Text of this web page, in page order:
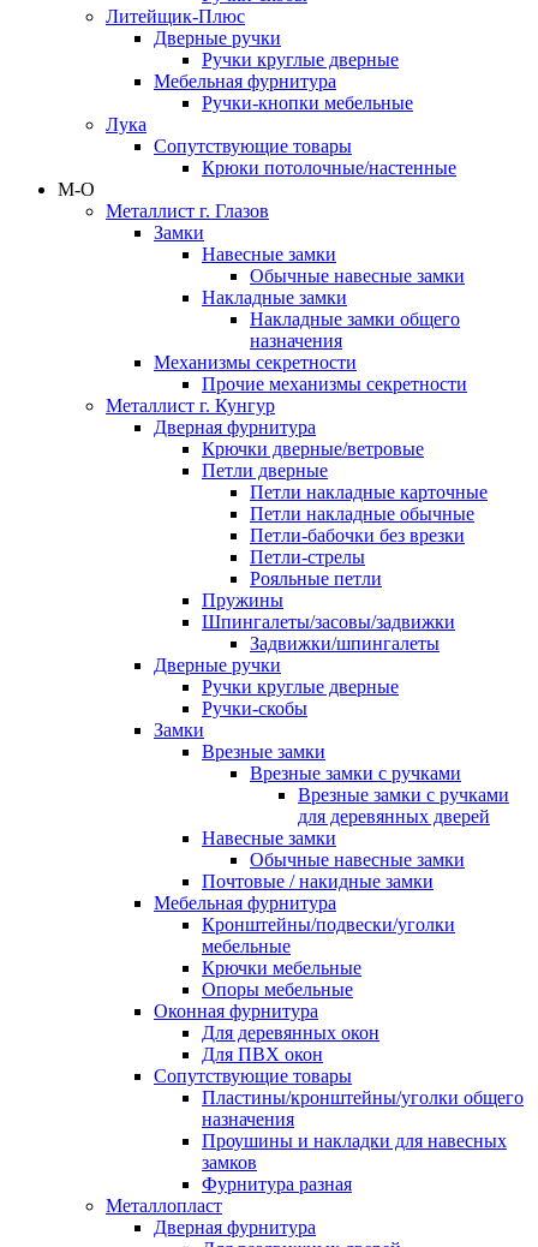
Литейщик-Плюс
Дверные ручки
Ручки круглые дверные
Мебельная фурнитура
Ручки-кнопки мебельные
Лука
Сопутствующие товары
Крюки потолочные/настенные
М-О
Металлист г. Глазов
Замки
Навесные замки
Обычные навесные замки
Накладные замки
Накладные замки общего
назначения
Механизмы секретности
Прочие механизмы секретности
Металлист г. Кунгур
Дверная фурнитура
Крючки дверные/ветровые
Петли дверные
Петли накладные карточные
Петли накладные обычные
Петли-бабочки без врезки
Петли-стрелы
Рояльные петли
Пружины
Шпингалеты/засовы/задвижки
Задвижки/шпингалеты
Дверные ручки
Ручки круглые дверные
Ручки-скобы
Замки
Врезные замки
Врезные замки с ручками
Врезные замки с ручками
для деревянных дверей
Навесные замки
Обычные навесные замки
Почтовые / накидные замки
Мебельная фурнитура
Кронштейны/подвески/уголки
мебельные
Крючки мебельные
Опоры мебельные
Оконная фурнитура
Для деревянных окон
Для ПВХ окон
Сопутствующие товары
Пластины/кронштейны/уголки общего
назначения
Проушины и накладки для навесных
замков
Фурнитура разная
Металлопласт
Дверная фурнитура